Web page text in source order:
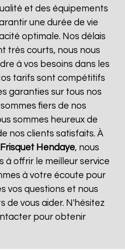
et des équipements
une durée de vie
optimale. Nos délais
très courts, nous nous
à vos besoins dans les
tarifs sont compétitifs
garanties sur tous nos
fiers de nos
sommes heureux de
nos clients satisfaits. À
Hendaye, nous
à offrir le meilleur service
à votre écoute pour
vos questions et nous
de vous aider. N'hésitez
pour obtenir